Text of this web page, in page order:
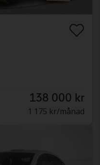
138 000 kr
1 175 kr/månad